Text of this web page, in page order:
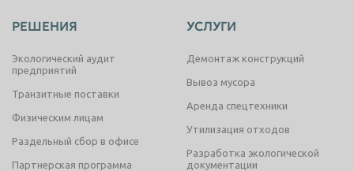
РЕШЕНИЯ
Экологический аудит
предприятий
Транзитные поставки
Физическим лицам
Раздельный сбор в офисе
Партнерская программа
УСЛУГИ
Демонтаж конструкций
Вывоз мусора
Аренда спецтехники
Утилизация отходов
Разработка экологической
документации